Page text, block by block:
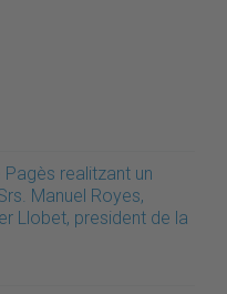
realitzant un
Manuel Royes,
Llobet, president de la